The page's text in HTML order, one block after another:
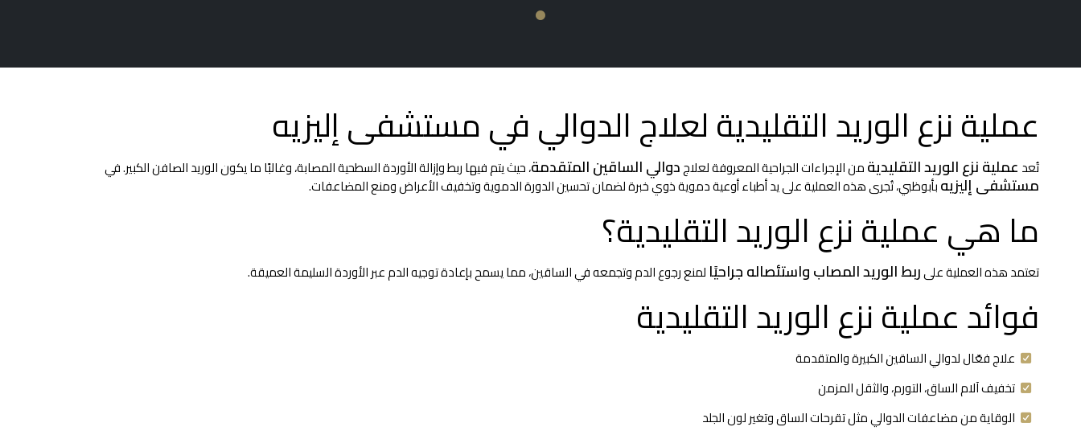
1
عملية نزع الوريد التقليدية لعلاج الدوالي في مستشفى إليزيه
تُعد عملية نزع الوريد التقليديةمن الإجراءات الجراحية المعروفة لعلاجدوالي الساقين المتقدمة، حيث يتم فيها ربط وإزالة الأوردة السطحية المصابة، وغالبًا ما يكون الوريد الصافن الكبير. في
مستشفى إليزيهبأبوظبي، تُجرى هذه العملية على يد أطباء أوعية دموية ذوي خبرة لضمان تحسين الدورة الدموية وتخفيف الأعراض ومنع المضاعفات.
ما هي عملية نزع الوريد التقليدية؟
تعتمد هذه العملية علىربط الوريد المصاب واستئصاله جراحيًا لمنع رجوع الدم وتجمعه في الساقين، مما يسمح بإعادة توجيه الدم عبر الأوردة السليمة العميقة.
فوائد عملية نزع الوريد التقليدية
علاج فعّال لدوالي الساقين الكبيرة والمتقدمة
تخفيف آلام الساق، التورم، والثقل المزمن
الوقاية من مضاعفات الدوالي مثل تقرحات الساق وتغير لون الجلد